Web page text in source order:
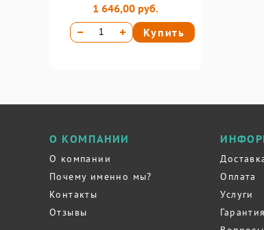
1 646,00 руб.
Купить
О КОМПАНИИ
О компании
Почему именно мы?
Контакты
Отзывы
Оплата
Услуги